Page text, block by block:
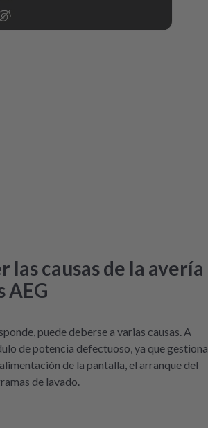
las causas de la avería
AEG
puede deberse a varias causas. A
de potencia defectuoso, ya que gestiona
de la pantalla, el arranque del
de lavado.